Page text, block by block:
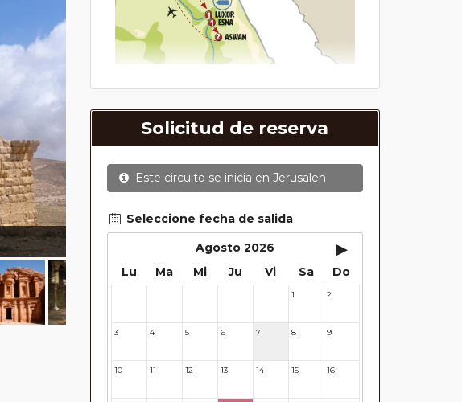
Solicitud de reserva
Este circuito se inicia en Jerusalen
Seleccione fecha de salida
Agosto 2026
▸
Lu Ma Mi Ju Vi Sa Do
1 2
3 4 5 6 7 8 9
10 11 12 13 14 15 16